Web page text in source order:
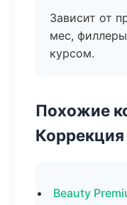
Зависит от
мес,
курсом.
Похожие
Beauty